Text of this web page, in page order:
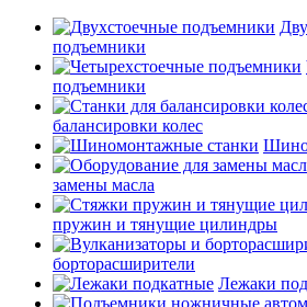
подъемники
подъемники
балансировки колес
замены масла
пружин и тянущие цилиндры
борторасширители
Лежаки